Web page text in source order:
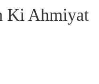
Ki Ahmiyat